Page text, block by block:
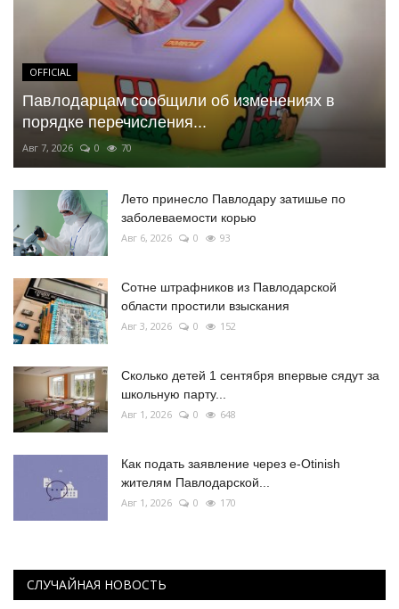
OFFICIAL
Павлодарцам сообщили об изменениях в
порядке перечисления...
Авг 7, 2026 0 70
Лето принесло Павлодару затишье по
заболеваемости корью
Авг 6, 2026 0 93
Сотне штрафников из Павлодарской
области простили взыскания
Авг 3, 2026 0 152
Сколько детей 1 сентября впервые сядут за
школьную парту...
Авг 1, 2026 0 648
Как подать заявление через e-Otinish
жителям Павлодарской...
Авг 1, 2026 0 170
СЛУЧАЙНАЯ НОВОСТЬ